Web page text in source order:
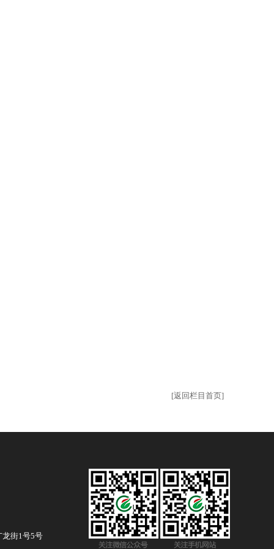
[返回栏目首页]
龙街1号5号